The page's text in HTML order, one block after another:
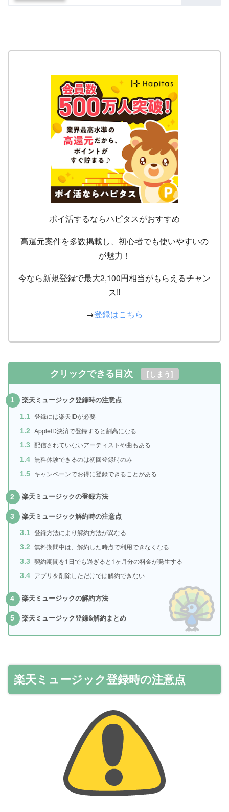
ポイ活するならハピタスがおすすめ
高還元案件を多数掲載し、初心者でも使いやすいの
が魅力！
今なら新規登録で最大2,100円相当がもらえるチャン
ス‼
→登録はこちら
クリックできる目次 [ しまう]
1 楽天ミュージック登録時の注意点
1.1 登録には楽天IDが必要
1.2 AppleID決済で登録すると割高になる
1.3 配信されていないアーティストや曲もある
1.4 無料体験できるのは初回登録時のみ
1.5 キャンペーンでお得に登録できることがある
2 楽天ミュージックの登録方法
3 楽天ミュージック解約時の注意点
3.1 登録方法により解約方法が異なる
3.2 無料期間中は、解約した時点で利用できなくなる
3.3 契約期間を1日でも過ぎると1ヶ月分の料金が発生する
3.4 アプリを削除しただけでは解約できない
4 楽天ミュージックの解約方法
5 楽天ミュージック登録&解約まとめ
楽天ミュージック登録時の注意点